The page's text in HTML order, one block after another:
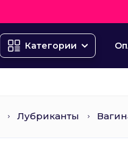
Категории
Лубриканты